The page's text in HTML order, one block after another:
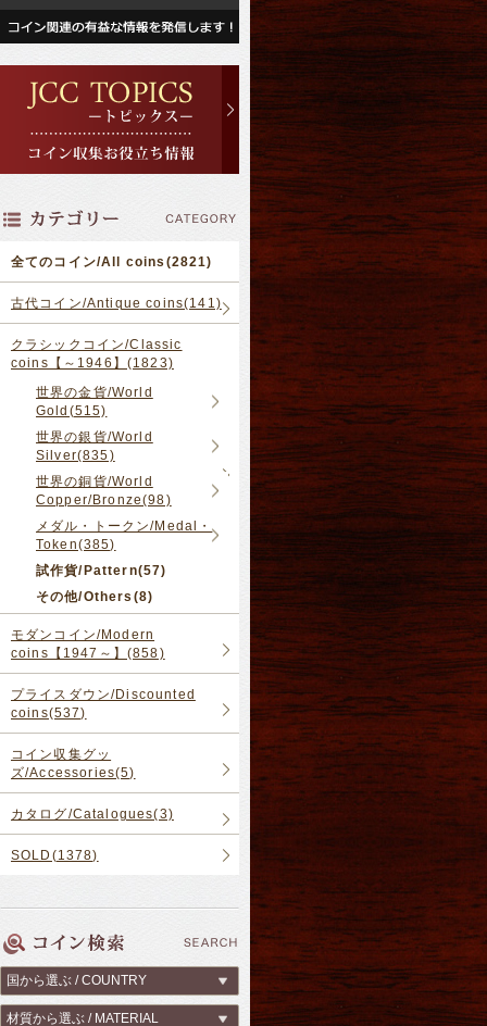
全てのコイン/All coins(2821)
古代コイン/Antique coins(141)
クラシックコイン/Classic
coins【～1946】(1823)
世界の金貨/World
Gold(515)
世界の銀貨/World
Silver(835)
世界の銅貨/World
Copper/Bronze(98)
メダル・トークン/Medal・
Token(385)
試作貨/Pattern(57)
その他/Others(8)
モダンコイン/Modern
coins【1947～】(858)
プライスダウン/Discounted
coins(537)
コイン収集グッ
ズ/Accessories(5)
カタログ/Catalogues(3)
SOLD(1378)